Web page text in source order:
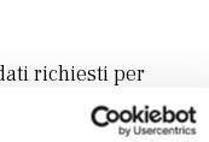
richiesti per